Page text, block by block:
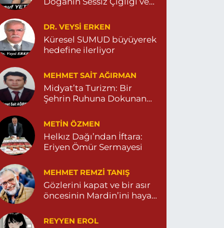
İlknur Eczanesi
MAH. VATAN CAD. NO:2A 04825911091
0 (482) 591 10 91 Yol Tarifi Al
Turan Eczanesi
MAHALLE KISMETLİ CADDE NO:59D
OCAĞI YANI 04823813670
DR. VEYSI ERKEN
Küresel SUMUD büyüyerek
hedefine ilerliyor
MEHMET SAIT AĞIRMAN
Midyat’ta Turizm: Bir
Şehrin Ruhuna Dokunan
METIN ÖZMEN
Helkız Dağı’ndan İftara:
Eriyen Ömür Sermayesi
MEHMET REMZI TANIŞ
Gözlerini kapat ve bir asır
öncesinin Mardin’ini hayal
REYYEN EROL